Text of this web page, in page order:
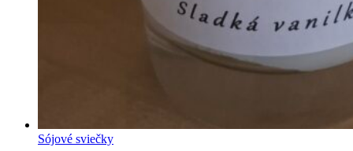
Sójové sviečky